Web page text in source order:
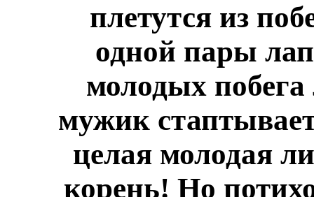
плетутся из
одной пары
молодых
мужик
целая молодая
корень! Но